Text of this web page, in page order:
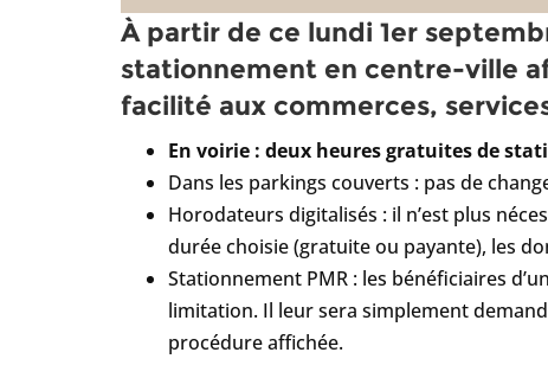
À partir de ce lundi 1er
stationnement en centre-ville
facilité aux commerces,
En voirie : deux heures gratuites de
Dans les parkings couverts : pas de
Horodateurs digitalisés : il n’est plus
durée choisie (gratuite ou payante), les
Stationnement PMR : les bénéficiaires
limitation. Il leur sera simplement
procédure affichée.